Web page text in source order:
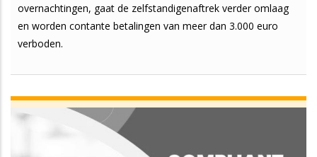
overnachtingen, gaat de zelfstandigenaftrek verder omlaag
en worden contante betalingen van meer dan 3.000 euro
verboden.